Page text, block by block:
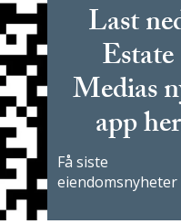
Last
Estate
Medias
app her
Få siste